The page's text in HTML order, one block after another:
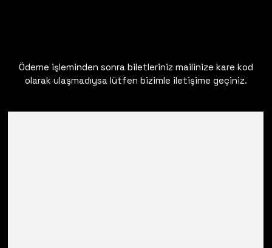
Ödeme işleminden sonra biletleriniz mailinize kare kod
olarak ulaşmadıysa lütfen bizimle iletişime geçiniz.